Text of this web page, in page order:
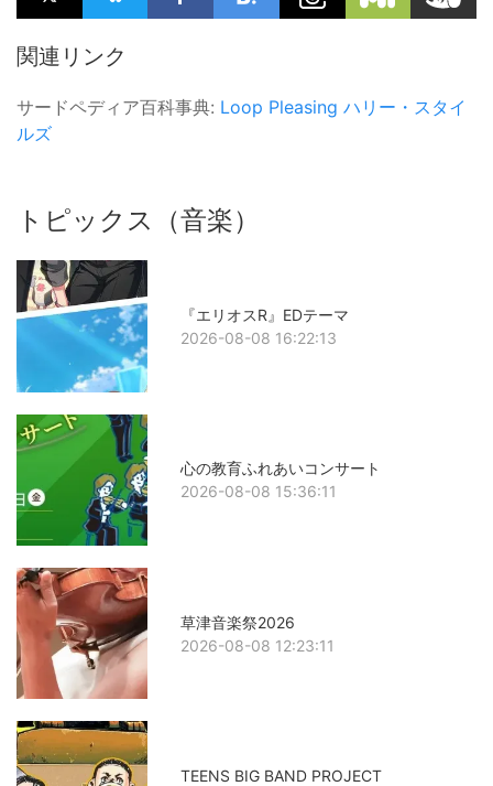
関連リンク
サードペディア百科事典: Loop Pleasing ハリー・スタイ
ルズ
トピックス（音楽）
『エリオスR』EDテーマ
2026-08-08 16:22:13
心の教育ふれあいコンサート
2026-08-08 15:36:11
草津音楽祭2026
2026-08-08 12:23:11
TEENS BIG BAND PROJECT